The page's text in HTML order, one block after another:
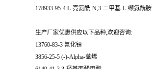
178933-95-4 L-亮氨酰-N,3-二甲基-L-缬氨酰胺
生产厂家优惠供应以下品种,欢迎咨询:
13760-83-3 氟化铒
3856-25-5 (-)-Alpha-蒎烯